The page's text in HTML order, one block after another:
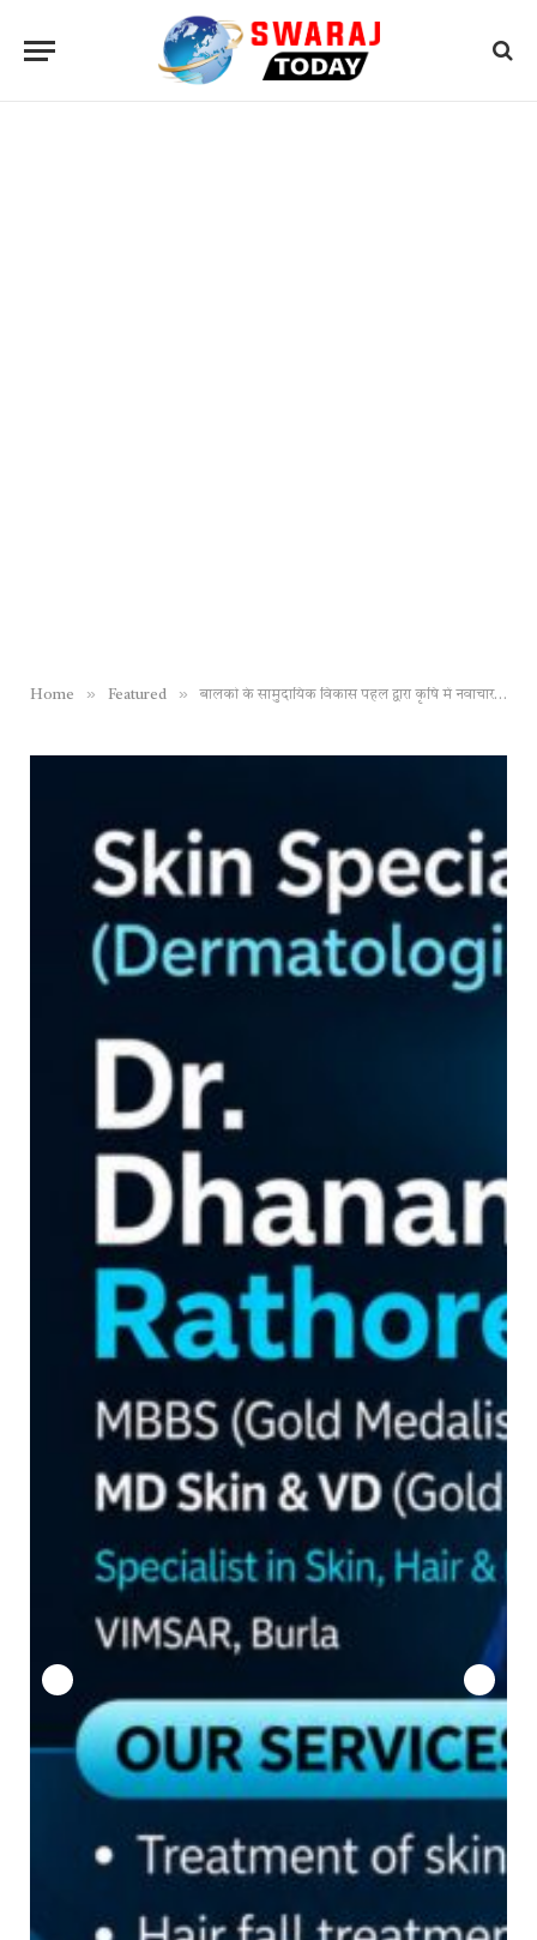
Home » Featured » बालको के सामुदायिक विकास पहल द्वारा कृषि में नवाचार को मिला बढ़ावा, ऑटोमेटेड वेदर एंड वाटर स्टेशन की स्थापना